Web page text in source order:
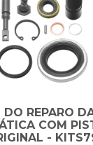
REPARO
COM
-